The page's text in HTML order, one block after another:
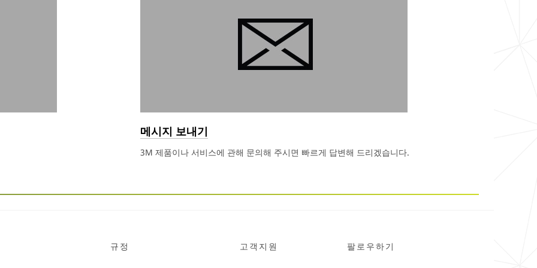
메시지 보내기
3M 제품이나 서비스에 관해 문의해 주시면 빠르게 답변해 드리겠습니다.
규정 고객지원 팔로우하기